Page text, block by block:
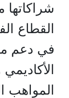
القطاع
في دعم
المواهب